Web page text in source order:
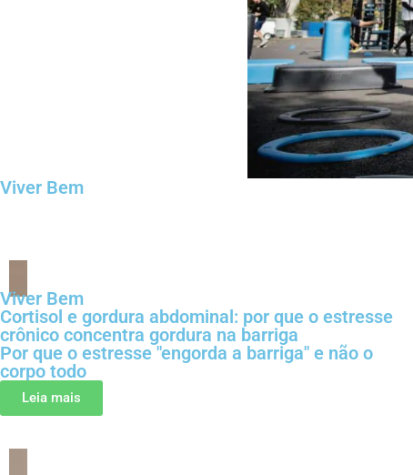
Viver Bem
Viver Bem
Cortisol e gordura abdominal: por que o estresse
crônico concentra gordura na barriga
Por que o estresse "engorda a barriga" e não o
corpo todo
Leia mais